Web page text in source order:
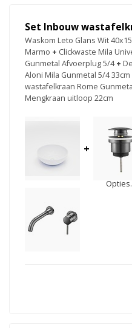
Set Inbouw
Waskom Leto Glans Wit
Marmo + Clickwaste Mila
Gunmetal Afvoerplug 5/4 +
Aloni Mila Gunmetal 5/4 33cm
wastafelkraan Rome
Mengkraan uitloop 22cm
+